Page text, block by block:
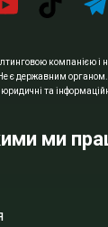
компанією і
є державним
та
ми